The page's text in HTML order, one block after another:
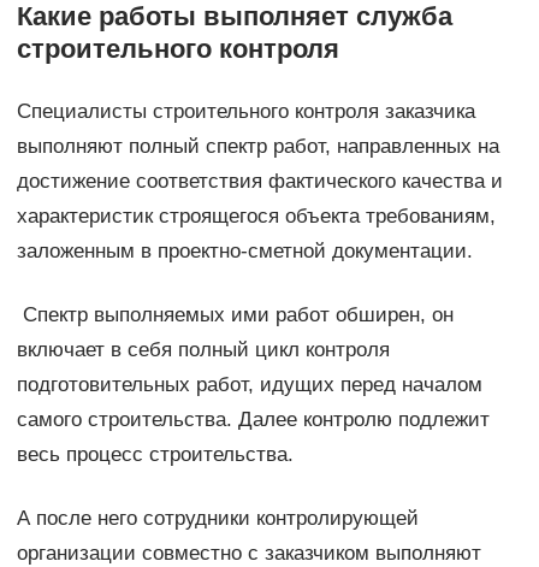
Какие работы выполняет служба
строительного контроля
Специалисты строительного контроля заказчика
выполняют полный спектр работ, направленных на
достижение соответствия фактического качества и
характеристик строящегося объекта требованиям,
заложенным в проектно-сметной документации.
Спектр выполняемых ими работ обширен, он
включает в себя полный цикл контроля
подготовительных работ, идущих перед началом
самого строительства. Далее контролю подлежит
весь процесс строительства.
А после него сотрудники контролирующей
организации совместно с заказчиком выполняют